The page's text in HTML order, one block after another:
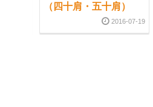
（四十肩・五十肩）
2016-07-19